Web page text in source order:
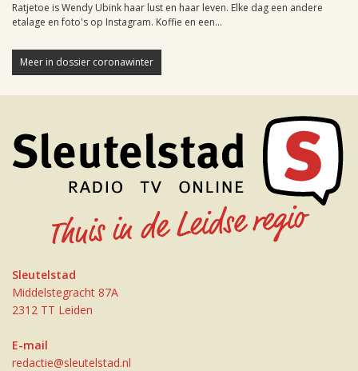
Ratjetoe is Wendy Ubink haar lust en haar leven. Elke dag een andere
etalage en foto's op Instagram. Koffie en een...
Meer in dossier coronawinter
Sleutelstad
Middelstegracht 87A
2312 TT Leiden
E-mail
redactie@sleutelstad.nl